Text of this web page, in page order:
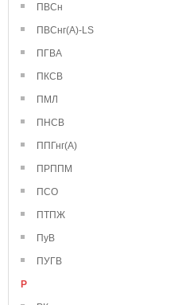
ПВСн
ПВСнг(А)-LS
ПГВА
ПКСВ
ПМЛ
ПНСВ
ППГнг(А)
ПРППМ
ПСО
ПТПЖ
ПуВ
ПУГВ
Р